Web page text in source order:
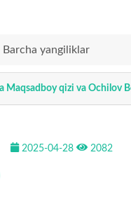
Barcha yangiliklar
Maqsadboy qizi va Ochilov
2025-04-28 2082